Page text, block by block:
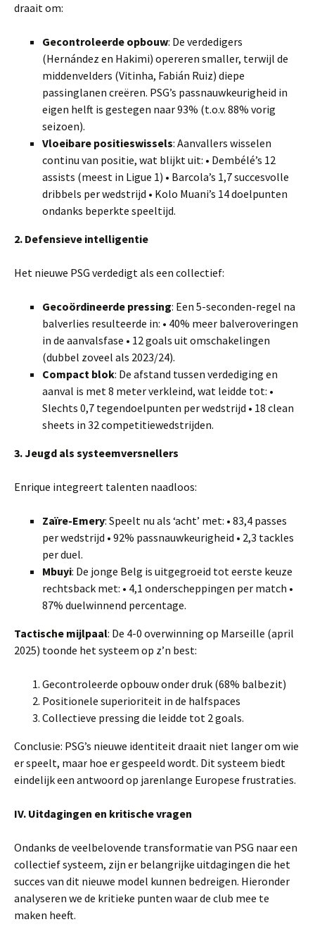
draait om:
Gecontroleerde opbouw: De verdedigers
(Hernández en Hakimi) opereren smaller, terwijl de
middenvelders (Vitinha, Fabián Ruiz) diepe
passinglanen creëren. PSG’s passnauwkeurigheid in
eigen helft is gestegen naar 93% (t.o.v. 88% vorig
seizoen).
Vloeibare positieswissels: Aanvallers wisselen
continu van positie, wat blijkt uit: • Dembélé’s 12
assists (meest in Ligue 1) • Barcola’s 1,7 succesvolle
dribbels per wedstrijd • Kolo Muani’s 14 doelpunten
ondanks beperkte speeltijd.
2. Defensieve intelligentie
Het nieuwe PSG verdedigt als een collectief:
Gecoördineerde pressing: Een 5-seconden-regel na
balverlies resulteerde in: • 40% meer balveroveringen
in de aanvalsfase • 12 goals uit omschakelingen
(dubbel zoveel als 2023/24).
Compact blok: De afstand tussen verdediging en
aanval is met 8 meter verkleind, wat leidde tot: •
Slechts 0,7 tegendoelpunten per wedstrijd • 18 clean
sheets in 32 competitiewedstrijden.
3. Jeugd als systeemversnellers
Enrique integreert talenten naadloos:
Zaïre-Emery: Speelt nu als ‘acht’ met: • 83,4 passes
per wedstrijd • 92% passnauwkeurigheid • 2,3 tackles
per duel.
Mbuyi: De jonge Belg is uitgegroeid tot eerste keuze
rechtsback met: • 4,1 onderscheppingen per match •
87% duelwinnend percentage.
Tactische mijlpaal: De 4-0 overwinning op Marseille (april
2025) toonde het systeem op z’n best:
Gecontroleerde opbouw onder druk (68% balbezit)
Positionele superioriteit in de halfspaces
Collectieve pressing die leidde tot 2 goals.
Conclusie: PSG’s nieuwe identiteit draait niet langer om wie
er speelt, maar hoe er gespeeld wordt. Dit systeem biedt
eindelijk een antwoord op jarenlange Europese frustraties.
IV. Uitdagingen en kritische vragen
Ondanks de veelbelovende transformatie van PSG naar een
collectief systeem, zijn er belangrijke uitdagingen die het
succes van dit nieuwe model kunnen bedreigen. Hieronder
analyseren we de kritieke punten waar de club mee te
maken heeft.